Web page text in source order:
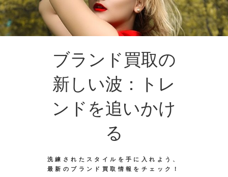
ブランド買取の
新しい波：トレ
ンドを追いかけ
る
洗練されたスタイルを手に入れよう、
最新のブランド買取情報をチェック！